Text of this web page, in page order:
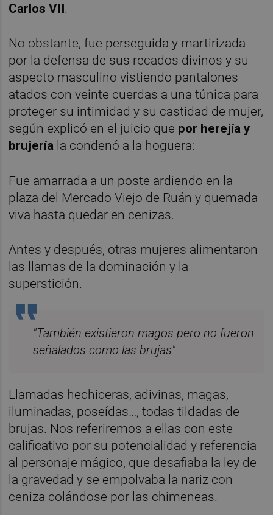
Carlos VII.
No obstante, fue perseguida y martirizada
por la defensa de sus recados divinos y su
aspecto masculino vistiendo pantalones
atados con veinte cuerdas a una túnica para
proteger su intimidad y su castidad de mujer,
según explicó en el juicio que por herejía y
brujería la condenó a la hoguera:
Fue amarrada a un poste ardiendo en la
plaza del Mercado Viejo de Ruán y quemada
viva hasta quedar en cenizas.
Antes y después, otras mujeres alimentaron
las llamas de la dominación y la
superstición.
"También existieron magos pero no fueron
señalados como las brujas"
Llamadas hechiceras, adivinas, magas,
iluminadas, poseídas…, todas tildadas de
brujas. Nos referiremos a ellas con este
calificativo por su potencialidad y referencia
al personaje mágico, que desafiaba la ley de
la gravedad y se empolvaba la nariz con
ceniza colándose por las chimeneas.